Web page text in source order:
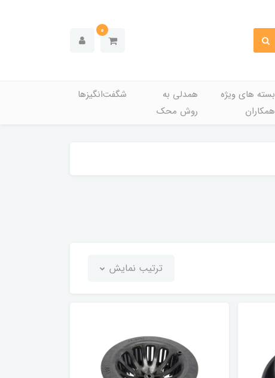
0
بسته های ویژه
همکاران
همدلی به
روش محک
شگفت‌انگیزها
ترتیب نمایش